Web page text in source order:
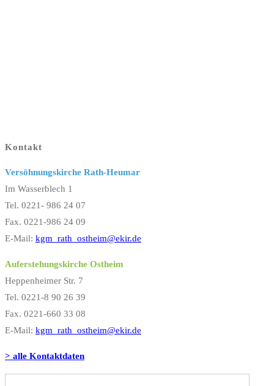
Kontakt
Versöhnungskirche Rath-Heumar
Im Wasserblech 1
Tel. 0221- 986 24 07
Fax. 0221-986 24 09
E-Mail: kgm_rath_ostheim@ekir.de
Auferstehungskirche Ostheim
Heppenheimer Str. 7
Tel. 0221-8 90 26 39
Fax. 0221-660 33 08
E-Mail: kgm_rath_ostheim@ekir.de
> alle Kontaktdaten